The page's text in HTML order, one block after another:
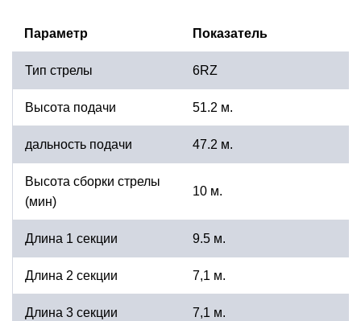
Параметр Показатель
Тип стрелы 6RZ
Высота подачи 51.2 м.
дальность подачи 47.2 м.
Высота сборки стрелы
(мин)
10 м.
Длина 1 секции 9.5 м.
Длина 2 секции 7,1 м.
Длина 3 секции 7,1 м.